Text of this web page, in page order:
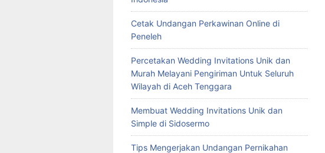
Cetak Undangan Perkawinan Online di
Peneleh
Percetakan Wedding Invitations Unik dan
Murah Melayani Pengiriman Untuk Seluruh
Wilayah di Aceh Tenggara
Membuat Wedding Invitations Unik dan
Simple di Sidosermo
Tips Mengerjakan Undangan Pernikahan